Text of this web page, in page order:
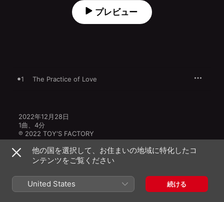
プレビュー
1 The Practice of Love
2022年12月28日
1曲、4分
℗ 2022 TOY'S FACTORY
その他のバージョン
他の国を選択して、お住まいの地域に特化したコ
ンテンツをご覧ください
United States 続ける